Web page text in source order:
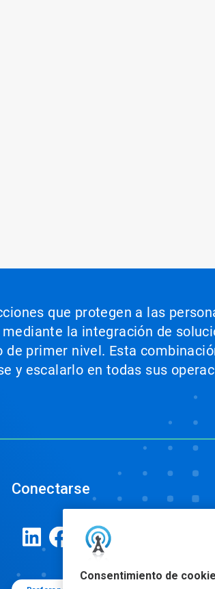
Consentimiento de
que protegen a las
la integración de
primer nivel. Esta
y escalarlo en todas sus
Conectarse